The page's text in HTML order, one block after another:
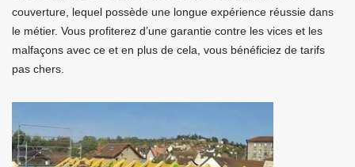
couverture, lequel possède une longue expérience réussie dans
le métier. Vous profiterez d’une garantie contre les vices et les
malfaçons avec ce et en plus de cela, vous bénéficiez de tarifs
pas chers.